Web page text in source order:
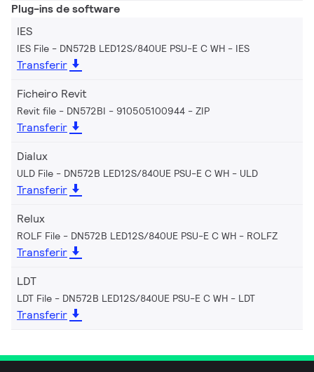
Plug-ins de software
IES
IES File - DN572B LED12S/840UE PSU-E C WH IES
Transferir
Ficheiro Revit
Revit file - DN572BI - 910505100944 ZIP
Transferir
Dialux
ULD File - DN572B LED12S/840UE PSU-E C WH ULD
Transferir
Relux
ROLF File - DN572B LED12S/840UE PSU-E C WH ROLFZ
Transferir
LDT
LDT File - DN572B LED12S/840UE PSU-E C WH LDT
Transferir